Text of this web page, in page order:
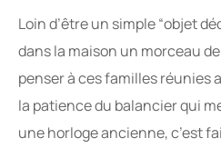
Loin d’être un simple “objet
dans la maison un morceau
penser à ces familles réunies
la patience du balancier qui
une horloge ancienne, c’est